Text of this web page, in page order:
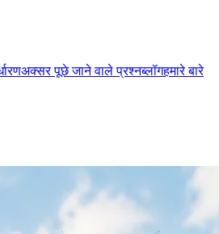
अक्सर पूछे जाने वाले प्रश्नब्लॉगहमारे बारे